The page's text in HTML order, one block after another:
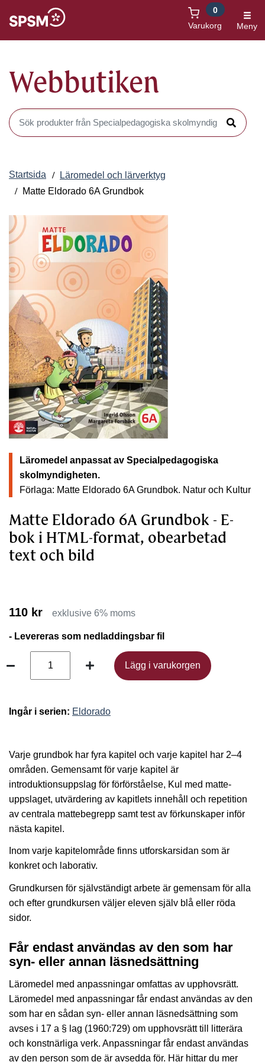
Varukorg
0
Meny
Webbutiken
Sök produkter i Webbutiken
Sök
Startsida
Läromedel och lärverktyg
Matte Eldorado 6A Grundbok
Läromedel anpassat av Specialpedagogiska
skolmyndigheten.
Förlaga: Matte Eldorado 6A Grundbok. Natur och Kultur
Matte Eldorado 6A Grundbok - E-
bok i HTML-format, obearbetad
text och bild
110 kr exklusive 6% moms
- Levereras som nedladdingsbar fil
Lägg i varukorgen
Lägg i varukorgen
Ingår i serien: Eldorado
Varje grundbok har fyra kapitel och varje kapitel har 2–4
områden. Gemensamt för varje kapitel är
introduktionsuppslag för förförståelse, Kul med matte-
uppslaget, utvärdering av kapitlets innehåll och repetition
av centrala mattebegrepp samt test av förkunskaper inför
nästa kapitel.
Inom varje kapitelområde finns utforskarsidan som är
konkret och laborativ.
Grundkursen för självständigt arbete är gemensam för alla
och efter grundkursen väljer eleven själv blå eller röda
sidor.
Får endast användas av den som har
syn- eller annan läsnedsättning
Läromedel med anpassningar omfattas av upphovsrätt.
Läromedel med anpassningar får endast användas av den
som har en sådan syn- eller annan läsnedsättning som
avses i 17 a § lag (1960:729) om upphovsrätt till litterära
och konstnärliga verk. Anpassningar får endast användas
av den person som de är avsedda för. Här hittar du mer